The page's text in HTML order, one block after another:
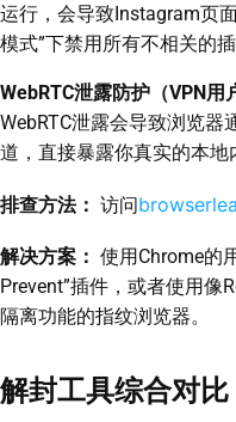
运行，会导致Instagram页
模式”下禁用所有不相关的插
WebRTC泄露防护（VPN用
WebRTC泄露会导致浏览
道，直接暴露你真实的本地
排查方法： 访问
解决方案： 使用Chrome的
Prevent”插件，或者使用像
隔离功能的指纹浏览器。
解封工具综合对比